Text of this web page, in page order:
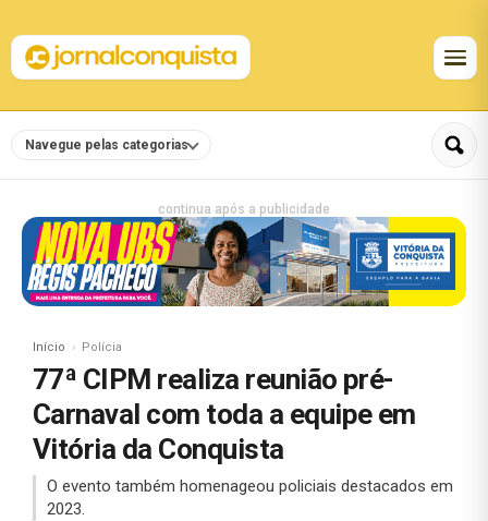
Navegue pelas categorias
continua após a publicidade
Início Polícia
77ª CIPM realiza reunião pré-
Carnaval com toda a equipe em
Vitória da Conquista
O evento também homenageou policiais destacados em
2023.